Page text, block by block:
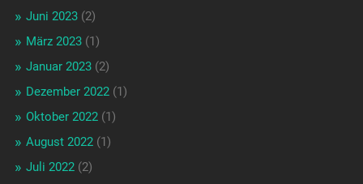
Juni 2023(2)
März 2023(1)
Januar 2023(2)
Dezember 2022(1)
Oktober 2022(1)
August 2022(1)
Juli 2022(2)